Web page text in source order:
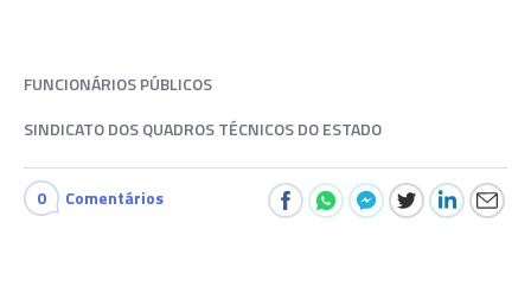
FUNCIONÁRIOS PÚBLICOS
SINDICATO DOS QUADROS TÉCNICOS DO ESTADO
0 Comentários